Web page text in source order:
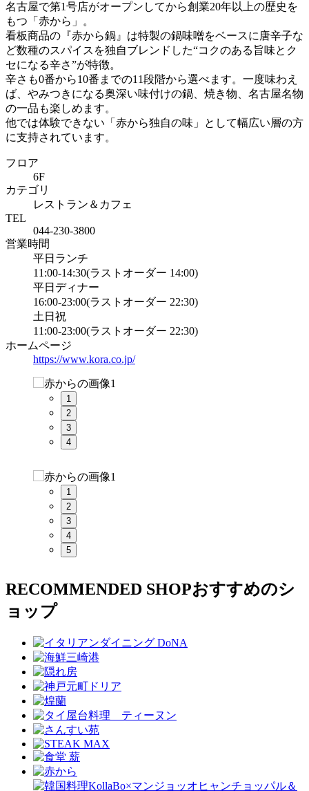
名古屋で第1号店がオープンしてから創業20年以上の歴史を
もつ「赤から」。
看板商品の『赤から鍋』は特製の鍋味噌をベースに唐辛子な
ど数種のスパイスを独自ブレンドした“コクのある旨味とク
セになる辛さ”が特徴。
辛さも0番から10番までの11段階から選べます。一度味わえ
ば、やみつきになる奥深い味付けの鍋、焼き物、名古屋名物
の一品も楽しめます。
他では体験できない「赤から独自の味」として幅広い層の方
に支持されています。
フロア
6F
カテゴリ
レストラン＆カフェ
TEL
044-230-3800
営業時間
平日ランチ
11:00-14:30(ラストオーダー 14:00)
平日ディナー
16:00-23:00(ラストオーダー 22:30)
土日祝
11:00-23:00(ラストオーダー 22:30)
ホームページ
https://www.kora.co.jp/
1
2
3
4
1
2
3
4
5
RECOMMENDED SHOPおすすめのシ
ョップ